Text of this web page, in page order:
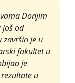
Donjim
još od
završio je u
fakultet u
je
u